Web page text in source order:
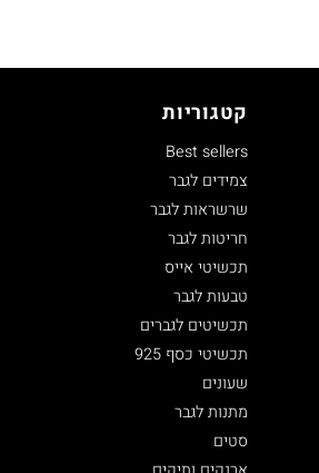
קטגוריות
Best sellers
צמידים לגבר
שרשראות לגבר
חריטות לגבר
תכשיטי אייס
טבעות לגבר
תכשיטים לגברים
תכשיטי כסף 925
שעונים
מתנות לגבר
סטים